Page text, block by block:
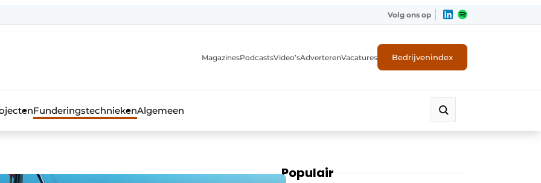
voor de beton- en staalbouwbranche
Volg ons op
MagazinesPodcastsVideo’sAdverterenVacatures Bedrijvenindex
FunderingstechniekenAlgemeen
Populair